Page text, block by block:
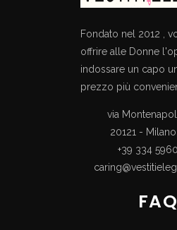
Fondato nel 2012 ,
offrire alle Donne
indossare un capo
prezzo più
via
20121 -
+39 334
FAQ